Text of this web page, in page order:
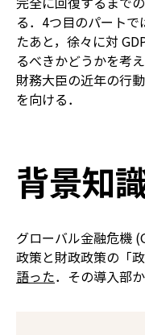
る．4つ目のパート
たあと，徐々に対
るべきかどうかを考
財務大臣の近年の行
を向ける．
背景知
グローバル金融危機
政策と財政政策の「
語った．その導入部